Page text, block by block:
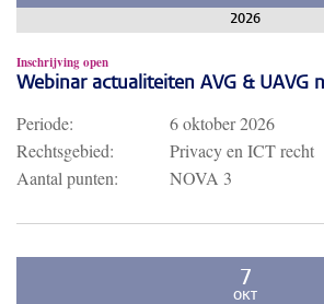
2026
Inschrijving open
Webinar actualiteiten AVG & UAVG
Periode:
6 oktober 2026
Rechtsgebied:
Privacy en ICT recht
Aantal punten:
NOVA 3
7
OKT